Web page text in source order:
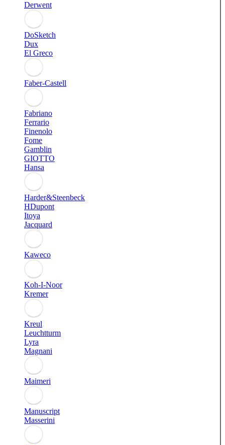
Derwent
DoSketch
Dux
El Greco
Faber-Castell
Fabriano
Ferrario
Finenolo
Fome
Gamblin
GIOTTO
Hansa
Harder&Steenbeck
HDupont
Itoya
Jacquard
Kaweco
Koh-I-Noor
Kremer
Kreul
Leuchtturm
Lyra
Magnani
Maimeri
Manuscript
Masserini